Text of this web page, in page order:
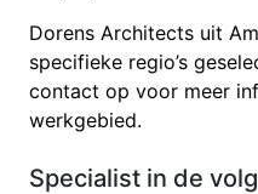
Dorens Architects uit
specifieke regio’s
contact op voor meer
werkgebied.
Specialist in de